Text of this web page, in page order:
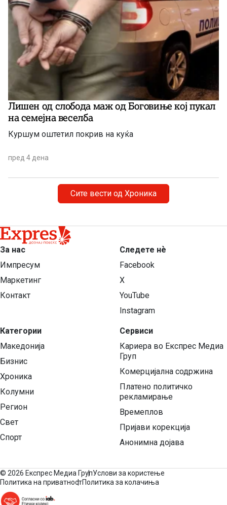
Лишен од слобода маж од Боговиње кој пукал
на семејна веселба
Куршум оштетил покрив на куќа
пред 4 дена
Сите вести од Хроника
За нас
Импресум
Маркетинг
Контакт
Категории
Македонија
Бизнис
Хроника
Колумни
Регион
Свет
Спорт
Следете нѐ
Facebook
X
YouTube
Instagram
Сервиси
Кариера во Експрес Медиа
Груп
Комерцијална содржина
Платено политичко
рекламирање
Времеплов
Пријави корекција
Анонимна дојава
© 2026 Експрес Медиа ГрупУслови за користење
Политика на приватностПолитика за колачиња